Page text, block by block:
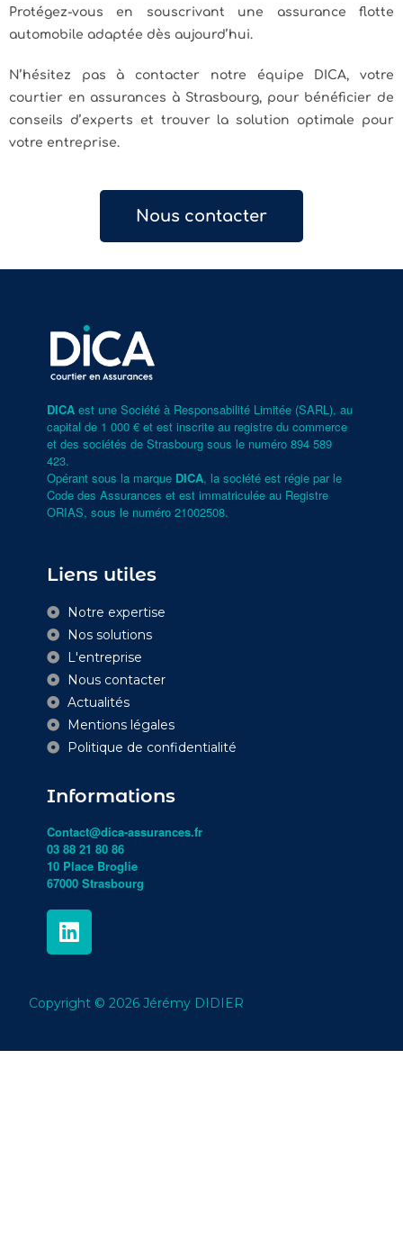
Protégez-vous en souscrivant une assurance flotte
automobile adaptée dès aujourd’hui.
N’hésitez pas à contacter notre équipe DICA, votre
courtier en assurances à Strasbourg, pour bénéficier de
conseils d’experts et trouver la solution optimale pour
votre entreprise.
Nous contacter
DICA est une Société à Responsabilité Limitée (SARL), au
capital de 1 000 € et est inscrite au registre du commerce
et des sociétés de Strasbourg sous le numéro 894 589
423.
Opérant sous la marque DICA, la société est régie par le
Code des Assurances et est immatriculée au Registre
ORIAS, sous le numéro21002508.
Liens utiles
Notre expertise
Nos solutions
L'entreprise
Nous contacter
Actualités
Mentions légales
Politique de confidentialité
Informations
Contact@dica-assurances.fr
03 88 21 80 86
10 Place Broglie
67000 Strasbourg
Copyright © 2026 Jérémy DIDIER